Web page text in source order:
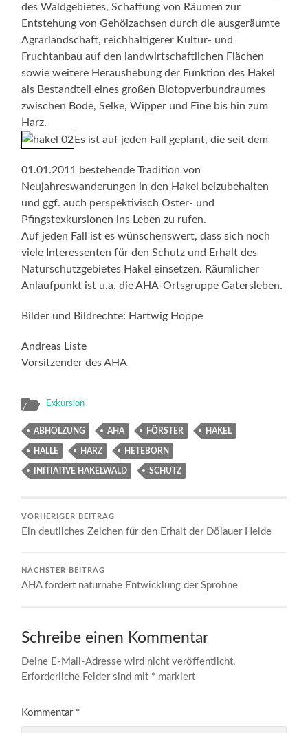
des Waldgebietes, Schaffung von Räumen zur
Entstehung von Gehölzachsen durch die ausgeräumte
Agrarlandschaft, reichhaltigerer Kultur- und
Fruchtanbau auf den landwirtschaftlichen Flächen
sowie weitere Heraushebung der Funktion des Hakel
als Bestandteil eines großen Biotopverbundraumes
zwischen Bode, Selke, Wipper und Eine bis hin zum
Harz.
Es ist auf jeden Fall geplant, die seit dem
01.01.2011 bestehende Tradition von
Neujahreswanderungen in den Hakel beizubehalten
und ggf. auch perspektivisch Oster- und
Pfingstexkursionen ins Leben zu rufen.
Auf jeden Fall ist es wünschenswert, dass sich noch
viele Interessenten für den Schutz und Erhalt des
Naturschutzgebietes Hakel einsetzen. Räumlicher
Anlaufpunkt ist u.a. die AHA-Ortsgruppe Gatersleben.
Bilder und Bildrechte: Hartwig Hoppe
Andreas Liste
Vorsitzender des AHA
Exkursion
ABHOLZUNG AHA FÖRSTER HAKEL
HALLE HARZ HETEBORN
INITIATIVE HAKELWALD SCHUTZ
VORHERIGER BEITRAG
Ein deutliches Zeichen für den Erhalt der Dölauer Heide
NÄCHSTER BEITRAG
AHA fordert naturnahe Entwicklung der Sprohne
Schreibe einen Kommentar
Deine E-Mail-Adresse wird nicht veröffentlicht.
Erforderliche Felder sind mit * markiert
Kommentar *